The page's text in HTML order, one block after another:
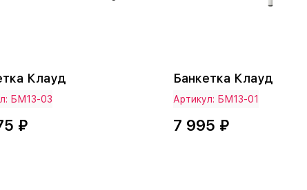
Клауд
БМ13-03
₽
Банкетка Клауд
Артикул: БМ13-01
7 995 ₽